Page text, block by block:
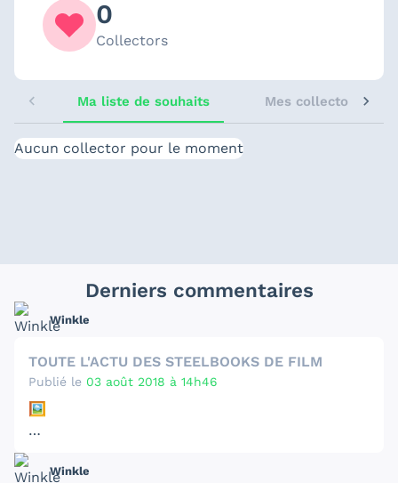
0
Collectors
Ma liste de souhaits Mes collectors
Aucun collector pour le moment
Derniers commentaires
Winkle
TOUTE L'ACTU DES STEELBOOKS DE FILM
Publié le 03 août 2018 à 14h46
🖼️
Winkle